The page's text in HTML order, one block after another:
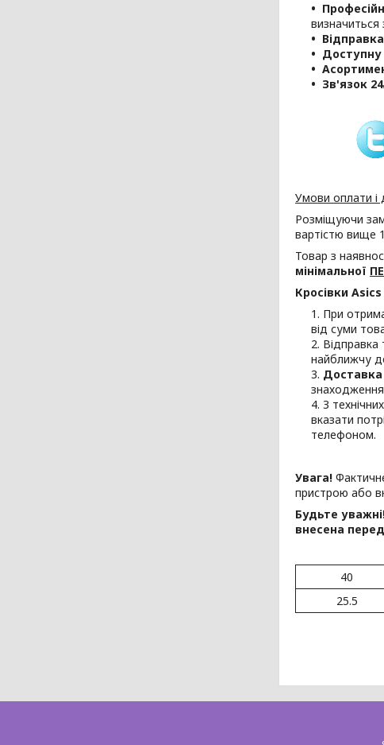
визначиться
Доступну
Зв'язок
Умови оплати і
Розміщуючи
вартістю вище
Товар з
мінімальної
Кросівки
При
від суми
Відправка
найближчу
Доставка
знаходження
З
вказати
телефоном.
Увага!
пристрою або
Будьте
внесена
40
25.5